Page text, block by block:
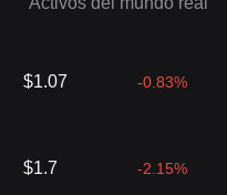
$1.07 -0.83%
$1.7 -2.15%